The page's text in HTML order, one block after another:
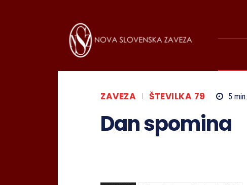
ZAVEZA ŠTEVILKA 79 5 min.
Dan spomina